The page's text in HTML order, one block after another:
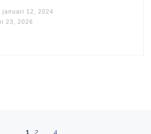
januari 12, 2024
23, 2026
navigatie
1 2 4